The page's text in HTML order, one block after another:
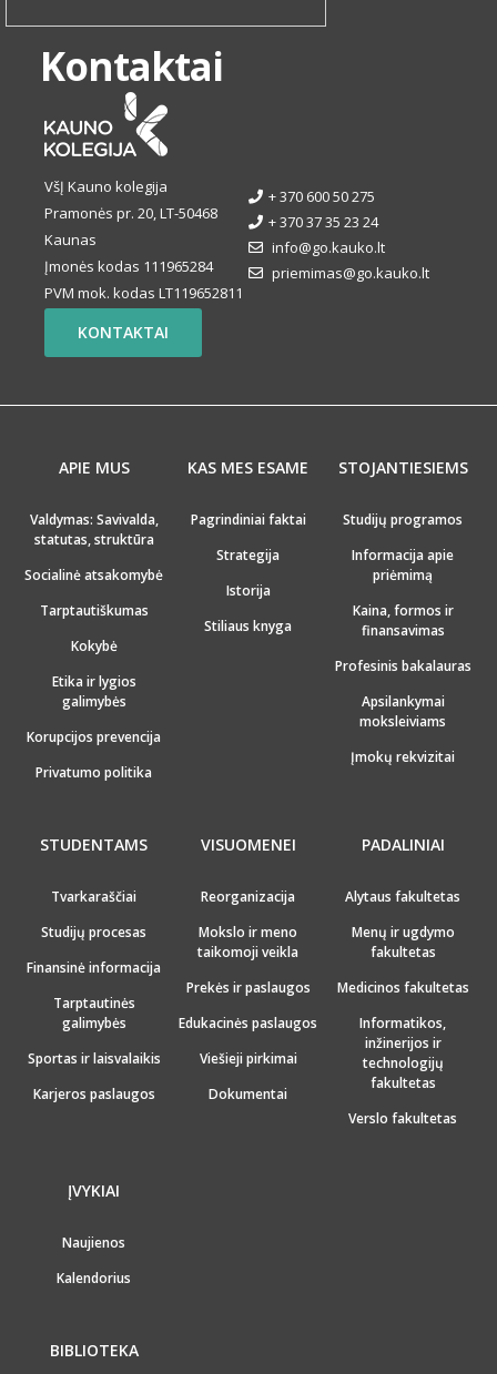
Kontaktai
VšĮ Kauno kolegija
Pramonės pr. 20, LT-50468
Kaunas
Įmonės kodas 111965284
PVM mok. kodas LT119652811
+ 370 600 50 275
+ 370 37 35 23 24
info@go.kauko.lt
priemimas@go.kauko.lt
KONTAKTAI
APIE MUS
Valdymas: Savivalda,
statutas, struktūra
Socialinė atsakomybė
Tarptautiškumas
Kokybė
Etika ir lygios
galimybės
Korupcijos prevencija
Privatumo politika
KAS MES ESAME
Pagrindiniai faktai
Strategija
Istorija
Stiliaus knyga
STOJANTIESIEMS
Studijų programos
Informacija apie
priėmimą
Kaina, formos ir
finansavimas
Profesinis bakalauras
Apsilankymai
moksleiviams
Įmokų rekvizitai
STUDENTAMS
Tvarkaraščiai
Studijų procesas
Finansinė informacija
Tarptautinės
galimybės
Sportas ir laisvalaikis
Karjeros paslaugos
VISUOMENEI
Reorganizacija
Mokslo ir meno
taikomoji veikla
Prekės ir paslaugos
Edukacinės paslaugos
Viešieji pirkimai
Dokumentai
PADALINIAI
Alytaus fakultetas
Menų ir ugdymo
fakultetas
Medicinos fakultetas
Informatikos,
inžinerijos ir
technologijų
fakultetas
Verslo fakultetas
ĮVYKIAI
Naujienos
Kalendorius
BIBLIOTEKA